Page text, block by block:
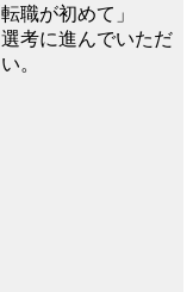
職が初めて」
考に進んでいただ
。